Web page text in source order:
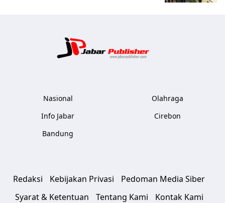
Nasional
Info Jabar
Bandung
Olahraga
Cirebon
Redaksi Kebijakan Privasi
Pedoman Media Siber
Syarat & Ketentuan
Tentang Kami Kontak Kami